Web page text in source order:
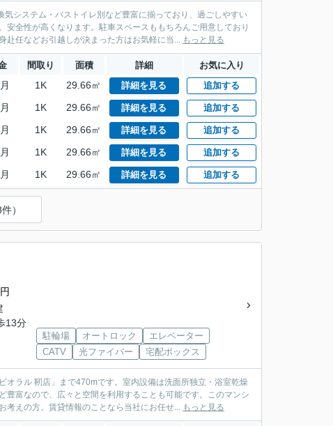
システム・バストイレ別など豊富に揃っており、過ごしやすい
全性が高くなります。駐車スペースももちろんご用意しており
赴任などお引越しが決まった方はお気軽に当... もっと見る
間取り 面積 詳細 お気に入り
1K 29.66㎡ 詳細を見る 追加する
1K 29.66㎡ 詳細を見る 追加する
1K 29.66㎡ 詳細を見る 追加する
1K 29.66㎡ 詳細を見る 追加する
1K 29.66㎡ 詳細を見る 追加する
）
13分
駐輪場 オートロック
エレベーター
CATV
光ファイバー 宅配ボックス
ラル 靭店」まで470mです。室内設備は洗面所独立・浴室乾燥
富なので、広々と空間を利用することも可能です。このマンシ
考えの方。賃貸情報のことなら当社にお任せ... もっと見る